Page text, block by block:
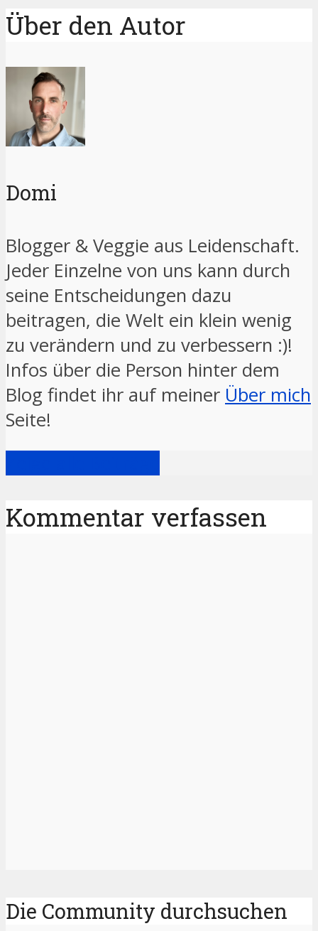
Über den Autor
Domi
Blogger & Veggie aus Leidenschaft.
Jeder Einzelne von uns kann durch
seine Entscheidungen dazu
beitragen, die Welt ein klein wenig
zu verändern und zu verbessern :)!
Infos über die Person hinter dem
Blog findet ihr auf meiner Über mich
Seite!
Kommentar verfassen
Die Community durchsuchen